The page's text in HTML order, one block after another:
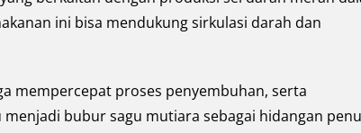
ini bisa mendukung sirkulasi darah dan
mempercepat proses penyembuhan, serta
bubur sagu mutiara sebagai hidangan